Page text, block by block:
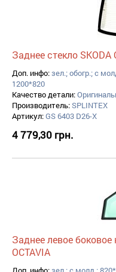
Заднее стекло SKODA
Доп. инфо:зел.; обогр.; с
1200*820
Качество детали:
Производитель:SPLINTEX
Артикул:GS 6403 D26-X
4 779,30 грн.
Заднее левое боковое
OCTAVIA